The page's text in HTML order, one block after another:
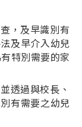
，及早識別有
及早介入幼兒
特別需要的家
透過與校長、
有需要之幼兒